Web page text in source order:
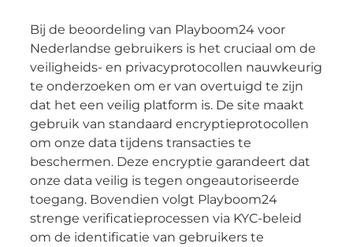
Bij de beoordeling van Playboom24 voor
Nederlandse gebruikers is het cruciaal om de
veiligheids- en privacyprotocollen nauwkeurig
te onderzoeken om er van overtuigd te zijn
dat het een veilig platform is. De site maakt
gebruik van standaard encryptieprotocollen
om onze data tijdens transacties te
beschermen. Deze encryptie garandeert dat
onze data veilig is tegen ongeautoriseerde
toegang. Bovendien volgt Playboom24
strenge verificatieprocessen via KYC-beleid
om de identificatie van gebruikers te